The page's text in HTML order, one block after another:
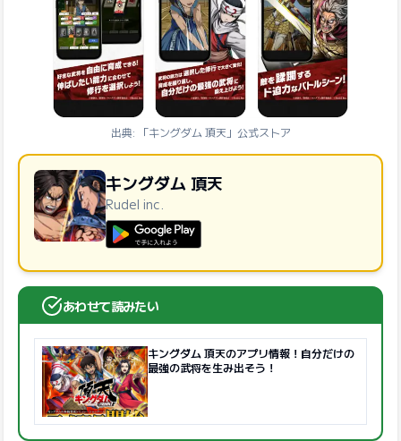
出典: 「キングダム 頂天」公式ストア
キングダム 頂天
Rudel inc.
あわせて読みたい
キングダム 頂天のアプリ情報！自分だけの
最強の武将を生み出そう！